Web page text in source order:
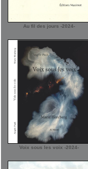
Au fil des jours -2024-
Voix sous les voix -2024-